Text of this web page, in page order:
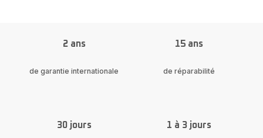
2 ans
de garantie internationale
15 ans
de réparabilité
30 jours 1 à 3 jours